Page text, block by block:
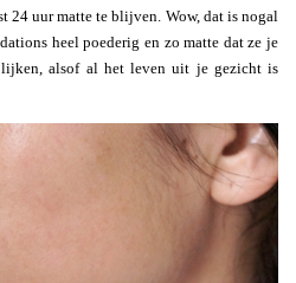
24 uur matte te blijven. Wow, dat is nogal
heel poederig en zo matte dat ze je
alsof al het leven uit je gezicht is